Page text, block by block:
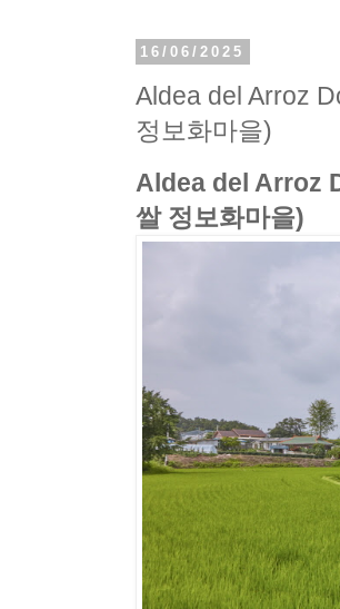
16/06/2025
Aldea del Arroz
정보화마을)
Aldea del Arroz
쌀 정보화마을)